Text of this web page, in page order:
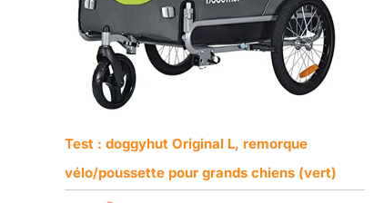
Test : doggyhut Original L, remorque
vélo/poussette pour grands chiens (vert)